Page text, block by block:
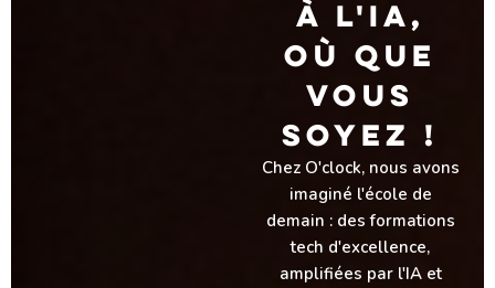
À L'IA,
OÙ QUE
VOUS
SOYEZ !
Chez O'clock, nous avons
imaginé l'école de
demain : des formations
tech d'excellence,
amplifiées par l'IA et